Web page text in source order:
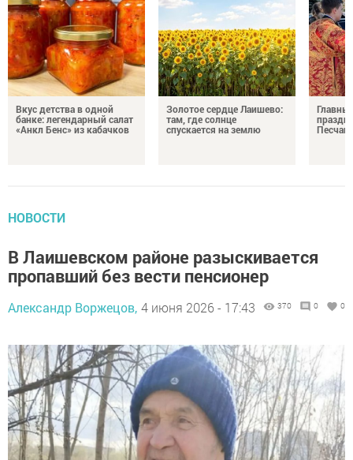
Вкус детства в одной
банке: легендарный салат
«Анкл Бенс» из кабачков
Золотое сердце Лаишево:
там, где солнце
спускается на землю
НОВОСТИ
В Лаишевском районе разыскивается
пропавший без вести пенсионер
Александр Воржецов, 4 июня 2026 - 17:43 370 0 0